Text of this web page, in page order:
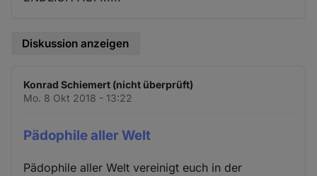
Diskussion anzeigen
Konrad Schiemert (nicht überprüft)
Mo. 8 Okt 2018 - 13:22
Pädophile aller Welt
Pädophile aller Welt vereinigt euch in der